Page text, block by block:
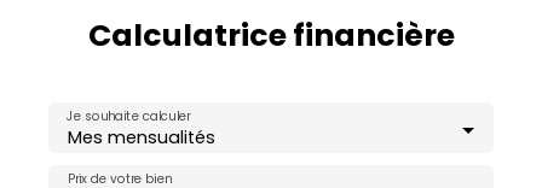
Calculatrice financière
Mes mensualités
Je souhaite calculer
Prix de votre bien